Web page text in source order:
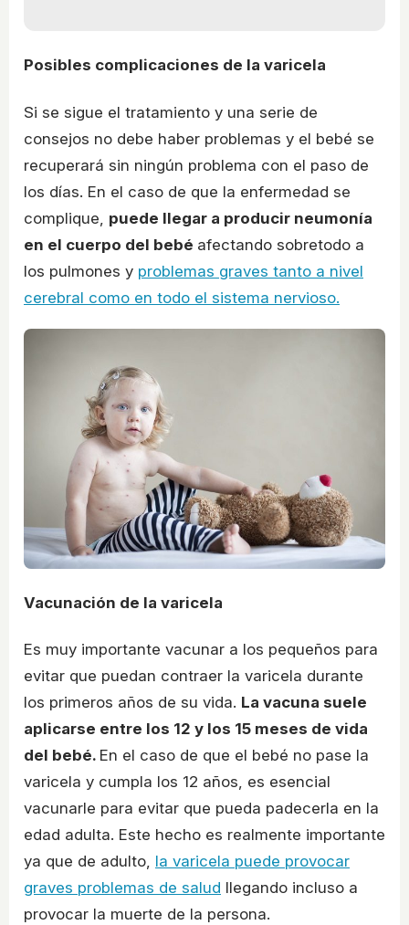
Posibles complicaciones de la varicela
Si se sigue el tratamiento y una serie de
consejos no debe haber problemas y el bebé se
recuperará sin ningún problema con el paso de
los días. En el caso de que la enfermedad se
complique, puede llegar a producir neumonía
en el cuerpo del bebé afectando sobretodo a
los pulmones y problemas graves tanto a nivel
cerebral como en todo el sistema nervioso.
Vacunación de la varicela
Es muy importante vacunar a los pequeños para
evitar que puedan contraer la varicela durante
los primeros años de su vida. La vacuna suele
aplicarse entre los 12 y los 15 meses de vida
del bebé. En el caso de que el bebé no pase la
varicela y cumpla los 12 años, es esencial
vacunarle para evitar que pueda padecerla en la
edad adulta. Este hecho es realmente importante
ya que de adulto, la varicela puede provocar
graves problemas de salud llegando incluso a
provocar la muerte de la persona.